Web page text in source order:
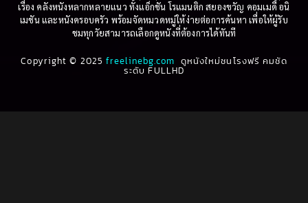
Biography(3)
Biography ชีวประวัติ (61)
1995
1994
1993
1992
1991
1990
1987
1986
เรื่อง คลังหนังหลากหลายแนว ทั้งแอ็กชัน โรแมนติก สยองขวัญ คอมเมดี้ อนิ
เมชัน และหนังครอบครัว พร้อมจัดหมวดหมู่ให้ง่ายต่อการค้นหา เพื่อให้ผู้รับ
ชมทุกวัยสามารถเลือกดูหนังที่ต้องการได้ทันที
Copyright © 2025freelinebg.com ดูหนังใหม่ชนโรงฟรี คมชัด
ระดับ FULLHD